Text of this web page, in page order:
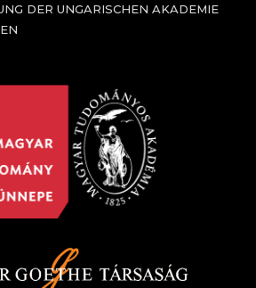
DER UNGARISCHEN AKADEMIE